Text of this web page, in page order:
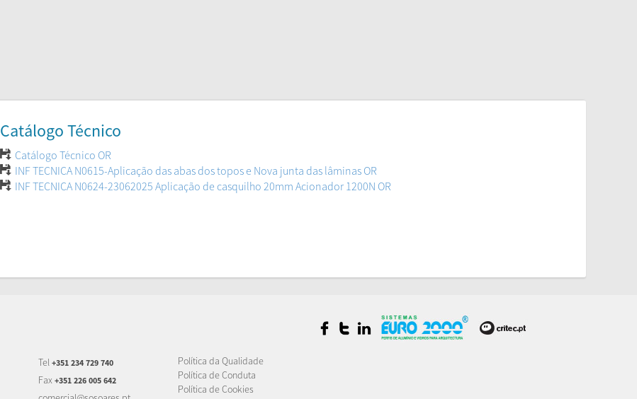
Catálogo Técnico
Catálogo Técnico OR
INF TECNICA N0615-Aplicação das abas dos topos e Nova junta das lâminas OR
INF TECNICA N0624-23062025 Aplicação de casquilho 20mm Acionador 1200N OR
Tel +351 234 729 740
Fax +351 226 005 642
Política da Qualidade
Política de Conduta
Política de Cookies